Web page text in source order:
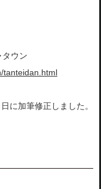
ウン
tanteidan.html
に加筆修正しました。